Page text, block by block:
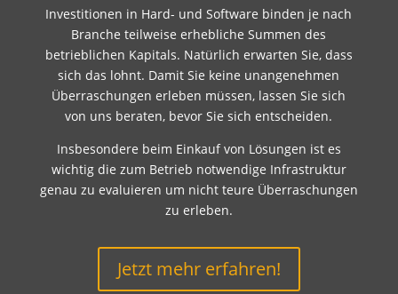
Investitionen in Hard- und Software binden je nach
Branche teilweise erhebliche Summen des
betrieblichen Kapitals. Natürlich erwarten Sie, dass
sich das lohnt. Damit Sie keine unangenehmen
Überraschungen erleben müssen, lassen Sie sich
von uns beraten, bevor Sie sich entscheiden.
Insbesondere beim Einkauf von Lösungen ist es
wichtig die zum Betrieb notwendige Infrastruktur
genau zu evaluieren um nicht teure Überraschungen
zu erleben.
Jetzt mehr erfahren!